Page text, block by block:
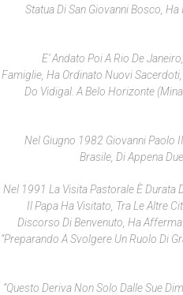
Statua Di San Giovanni Bosco,
E’ Andato Poi A Rio De
Famiglie, Ha Ordinato Nuovi
Do Vidigal. A Belo Horizonte
Nel Giugno 1982 Giovanni Paolo
Brasile, Di Appena
Nel 1991 La Visita Pastorale È Durata
Il Papa Ha Visitato, Tra Le Altre
Discorso Di Benvenuto, Ha
“preparando A Svolgere Un Ruolo Di
“Questo Deriva Non Solo Dalle Sue